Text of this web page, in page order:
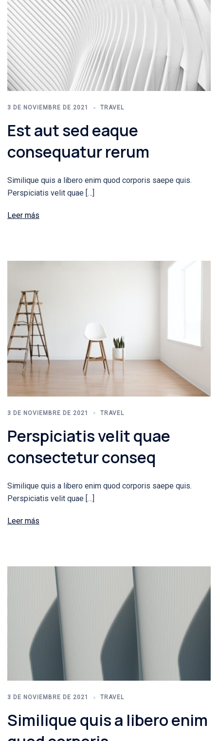
3 DE NOVIEMBRE DE 2021 TRAVEL
Est aut sed eaque
consequatur rerum
Similique quis a libero enim quod corporis saepe quis.
Perspiciatis velit quae […]
Leer más
3 DE NOVIEMBRE DE 2021 TRAVEL
Perspiciatis velit quae
consectetur conseq
Similique quis a libero enim quod corporis saepe quis.
Perspiciatis velit quae […]
Leer más
3 DE NOVIEMBRE DE 2021 TRAVEL
Similique quis a libero enim